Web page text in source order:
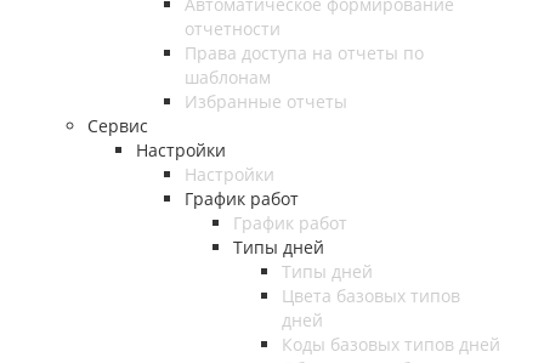
отчетности
Права доступа на отчеты по
шаблонам
Избранные отчеты
Сервис
Настройки
Настройки
График работ
График работ
Типы дней
Типы дней
Цвета базовых типов
дней
Коды базовых типов дней